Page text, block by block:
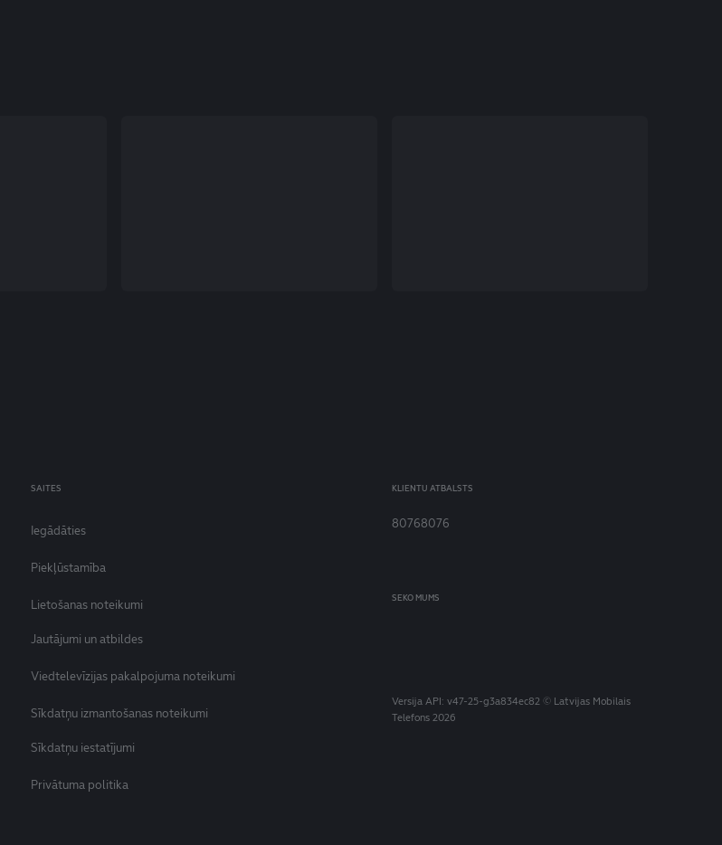
SAITES
Iegādāties
Piekļūstamība
Lietošanas noteikumi
Jautājumi un atbildes
Viedtelevīzijas pakalpojuma noteikumi
Sīkdatņu izmantošanas noteikumi
Sīkdatņu iestatījumi
Privātuma politika
KLIENTU ATBALSTS
80768076
SEKO MUMS
Versija API: v47-25-g3a834ec82© Latvijas Mobilais
Telefons 2026